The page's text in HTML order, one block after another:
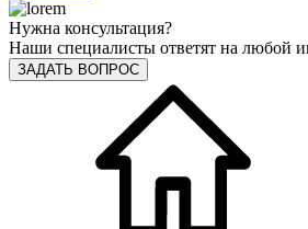
Нужна консультация?
Наши специалисты ответят на любой
ЗАДАТЬ ВОПРОС